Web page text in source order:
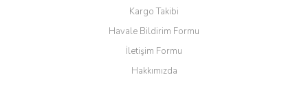
Ürün resmi kalitesiz, bozuk veya görüntülenemiyor.
Ürün açıklamasında eksik bilgiler bulunuyor.
Ürün bilgilerinde hatalar bulunuyor.
Kargo Takibi
Havale Bildirim Formu
İletişim Formu
Hakkımızda